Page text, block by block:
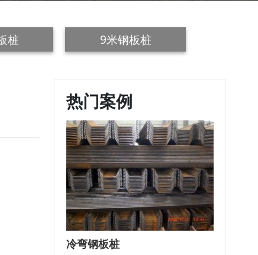
桩 9米钢板桩
热门案例
冷弯钢板桩